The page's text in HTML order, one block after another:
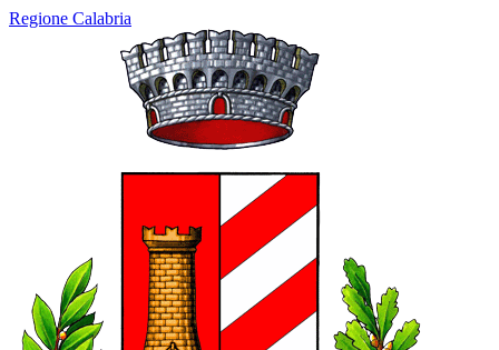
Regione Calabria